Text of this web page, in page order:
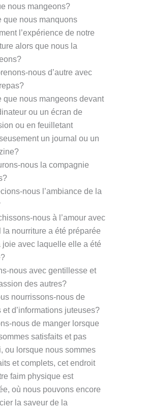
nous mangeons?
que nous manquons
l’expérience de notre
alors que nous la
nous d’autre avec
que nous mangeons devant
ou un écran de
ou en feuilletant
un journal ou un
nous la compagnie
nous l’ambiance de la
nous à l’amour avec
la nourriture a été préparée
joie avec laquelle elle a été
nous avec gentillesse et
des autres?
nourrissons-nous de
et d’informations juteuses?
nous de manger lorsque
satisfaits et pas
ou lorsque nous sommes
et complets, cet endroit
faim physique est
où nous pouvons encore
la saveur de la